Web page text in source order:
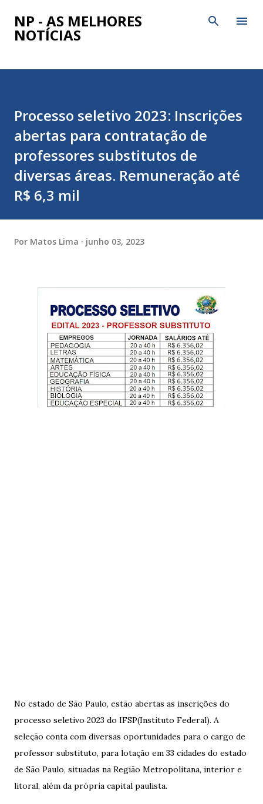
Pular para o conteúdo principal
NP - AS MELHORES
NOTÍCIAS
Processo seletivo 2023: Inscrições
abertas para contratação de
professores substitutos de
diversas áreas. Remuneração até
R$ 6,3 mil
Por Matos Lima junho 03, 2023
No estado de São Paulo, estão abertas as inscrições do
processo seletivo 2023 do IFSP(Instituto Federal). A
seleção conta com diversas oportunidades para o cargo de
professor substituto, para lotação em 33 cidades do estado
de São Paulo, situadas na Região Metropolitana, interior e
litoral, além da própria capital paulista.